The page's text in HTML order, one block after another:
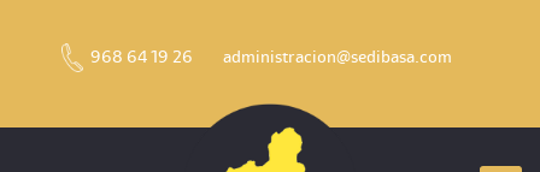
968 64 19 26 administracion@sedibasa.com